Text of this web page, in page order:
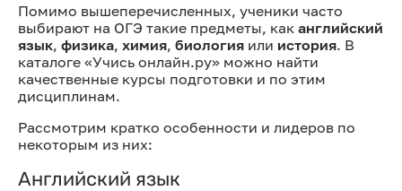
Помимо вышеперечисленных, ученики часто
выбирают на ОГЭ такие предметы, как английский
язык, физика, химия, биология или история. В
каталоге «Учись онлайн.ру» можно найти
качественные курсы подготовки и по этим
дисциплинам.
Рассмотрим кратко особенности и лидеров по
некоторым из них:
Английский язык